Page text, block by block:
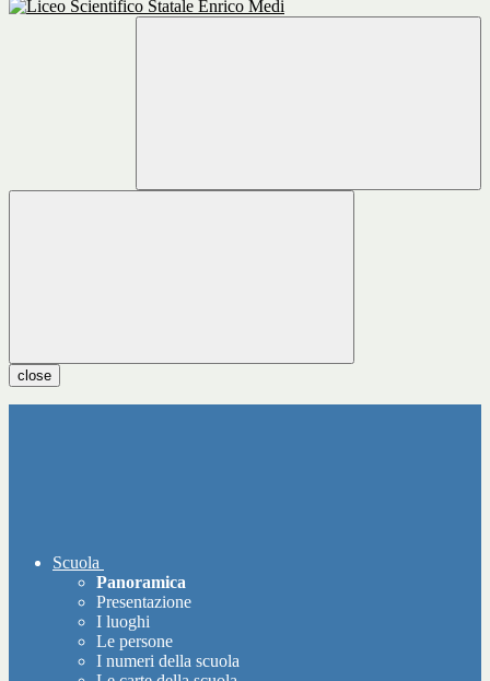
close
Scuola
Panoramica
Presentazione
I luoghi
Le persone
I numeri della scuola